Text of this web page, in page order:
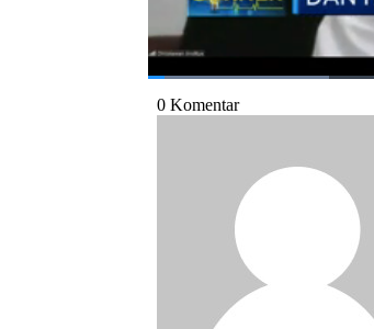
#kemenetrian esdm #ebt